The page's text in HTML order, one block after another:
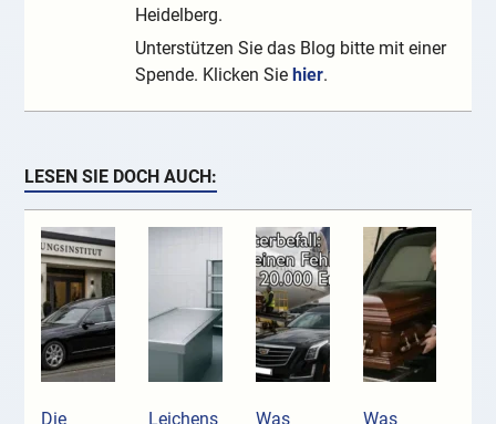
Heidelberg.
Unterstützen Sie das Blog bitte mit einer
Spende. Klicken Siehier.
LESEN SIE DOCH AUCH:
Die
Leichens
Was
Was